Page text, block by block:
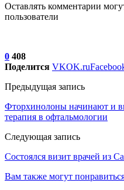
Оставлять комментарии
пользователи
0 408
Поделится VKOK.ru
Предыдущая запись
Фторхинолоны начинают и
терапия в офтальмологии
Следующая запись
Состоялся визит врачей из
Вам также могут